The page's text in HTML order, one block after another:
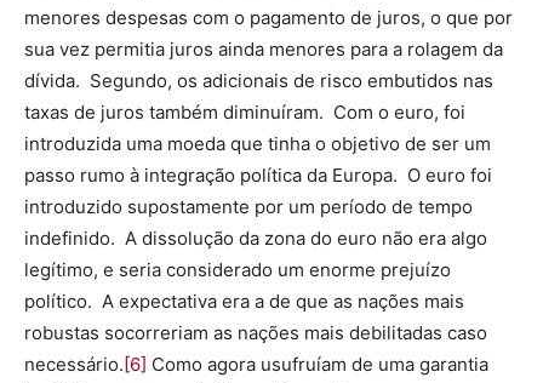
menores despesas com o pagamento de juros, o que por
sua vez permitia juros ainda menores para a rolagem da
dívida. Segundo, os adicionais de risco embutidos nas
taxas de juros também diminuíram. Com o euro, foi
introduzida uma moeda que tinha o objetivo de ser um
passo rumo à integração política da Europa. O euro foi
introduzido supostamente por um período de tempo
indefinido. A dissolução da zona do euro não era algo
legítimo, e seria considerado um enorme prejuízo
político. A expectativa era a de que as nações mais
robustas socorreriam as nações mais debilitadas caso
necessário. [6] Como agora usufruíam de uma garantia